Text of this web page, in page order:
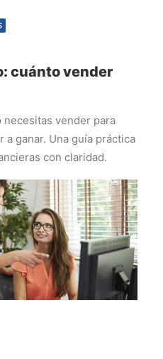
cuánto vender
necesitas vender para
ganar. Una guía práctica
con claridad.